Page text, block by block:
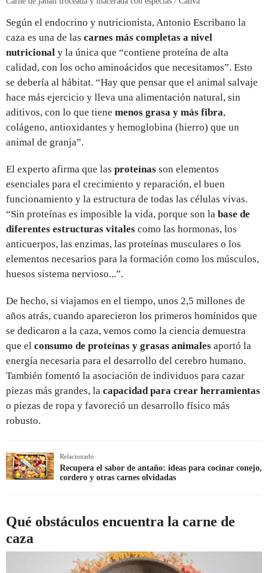
Según el endocrino y nutricionista, Antonio Escribano la
caza es una de las carnes más completas a nivel
nutricional y la única que “contiene proteína de alta
calidad, con los ocho aminoácidos que necesitamos”. Esto
se debería al hábitat. “Hay que pensar que el animal salvaje
hace más ejercicio y lleva una alimentación natural, sin
aditivos, con lo que tiene menos grasa y más fibra,
colágeno, antioxidantes y hemoglobina (hierro) que un
animal de granja”.
El experto afirma que las proteínas son elementos
esenciales para el crecimiento y reparación, el buen
funcionamiento y la estructura de todas las células vivas.
“Sin proteínas es imposible la vida, porque son la base de
diferentes estructuras vitales como las hormonas, los
anticuerpos, las enzimas, las proteínas musculares o los
elementos necesarios para la formación como los músculos,
huesos sistema nervioso...”.
De hecho, si viajamos en el tiempo, unos 2,5 millones de
años atrás, cuando aparecieron los primeros homínidos que
se dedicaron a la caza, vemos como la ciencia demuestra
que el consumo de proteínas y grasas animales aportó la
energía necesaria para el desarrollo del cerebro humano.
También fomentó la asociación de individuos para cazar
piezas más grandes, la capacidad para crear herramientas
o piezas de ropa y favoreció un desarrollo físico más
robusto.
Relacionado
Recupera el sabor de antaño: ideas para cocinar conejo,
cordero y otras carnes olvidadas
Qué obstáculos encuentra la carne de
caza